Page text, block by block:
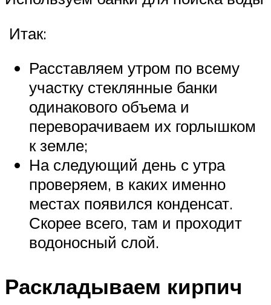
Итак:
Расставляем утром по всему
участку стеклянные банки
одинакового объема и
переворачиваем их горлышком
к земле;
На следующий день с утра
проверяем, в каких именно
местах появился конденсат.
Скорее всего, там и проходит
водоносный слой.
Раскладываем кирпич